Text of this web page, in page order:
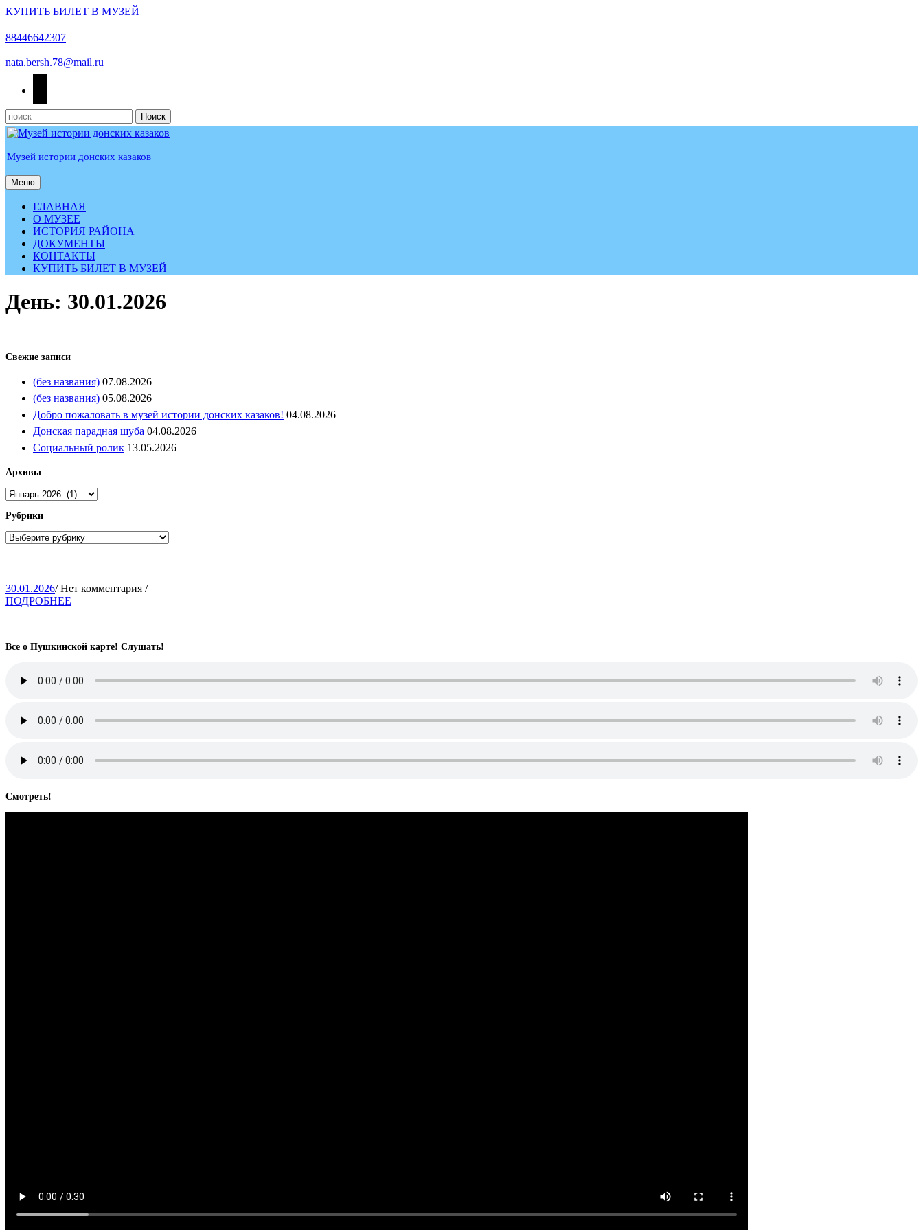
КУПИТЬ БИЛЕТ В МУЗЕЙ
к
88446642307
nata.bersh.78@mail.ru
Найти:
Музей истории донских казаков
МенюМеню
ГЛАВНАЯ
О МУЗЕЕ
ИСТОРИЯ РАЙОНА
ДОКУМЕНТЫ
КОНТАКТЫ
КУПИТЬ БИЛЕТ В МУЗЕЙ
ЗАКРЫТЬ
День: 30.01.2026
Свежие записи
(без названия) 07.08.2026
(без названия) 05.08.2026
Добро пожаловать в музей истории донских казаков! 04.08.2026
Донская парадная шуба 04.08.2026
Социальный ролик 13.05.2026
Архивы
Архивы
Рубрики
Рубрики
30.01.202630.01.2026
/ Нет комментария /
ПОДРОБНЕЕ
Все о Пушкинской карте! Слушать!
Смотреть!